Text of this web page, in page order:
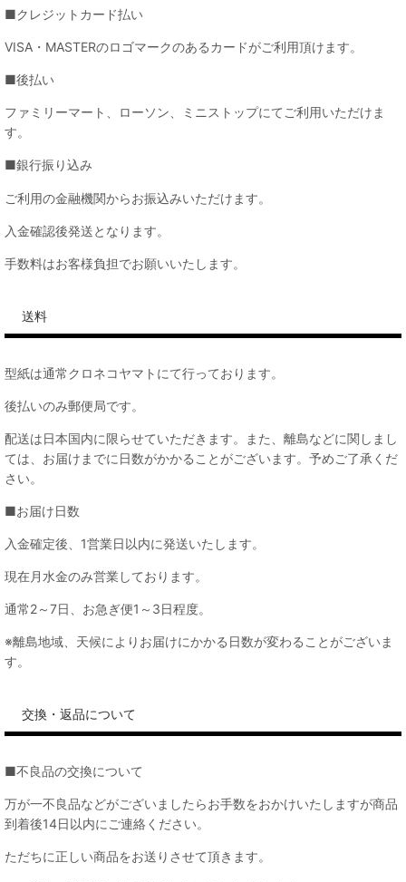
■クレジットカード払い
VISA・MASTERのロゴマークのあるカードがご利用頂けます。
■後払い
ファミリーマート、ローソン、ミニストップにてご利用いただけま
す。
■銀行振り込み
ご利用の金融機関からお振込みいただけます。
入金確認後発送となります。
手数料はお客様負担でお願いいたします。
送料
型紙は通常クロネコヤマトにて行っております。
後払いのみ郵便局です。
配送は日本国内に限らせていただきます。また、離島などに関しまし
ては、お届けまでに日数がかかることがございます。予めご了承くだ
さい。
■お届け日数
入金確定後、1営業日以内に発送いたします。
現在月水金のみ営業しております。
通常2～7日、お急ぎ便1～3日程度。
※離島地域、天候によりお届けにかかる日数が変わることがございま
す。
交換・返品について
■不良品の交換について
万が一不良品などがございましたらお手数をおかけいたしますが商品
到着後14日以内にご連絡ください。
ただちに正しい商品をお送りさせて頂きます。